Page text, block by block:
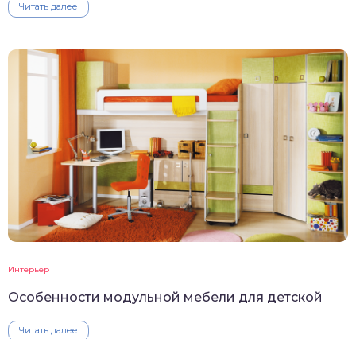
Читать далее
Интерьер
Особенности модульной мебели для детской
Читать далее